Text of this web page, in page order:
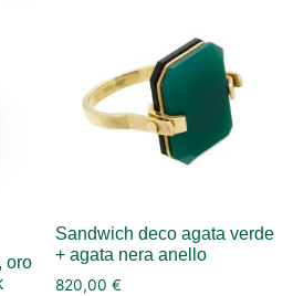
oro
Sandwich deco agata verde
+ agata nera anello
820,00 €